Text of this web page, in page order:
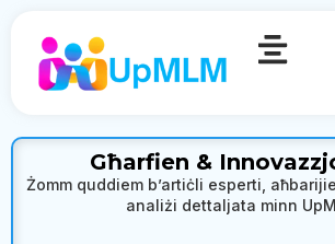
Għarfien &
Żomm quddiem b’artiċli esperti,
analiżi dettaljata minn